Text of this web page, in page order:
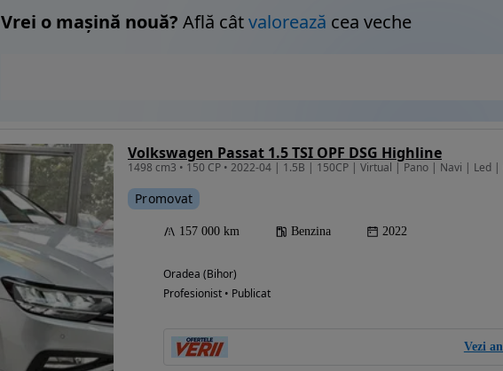
Vrei o mașină nouă? Află câtvalorează cea veche
Volkswagen Passat 1.5 TSI OPF DSG Highline
1498 cm3 • 150 CP • 2022-04 | 1.5B | 150CP | Virtual | Pano | Navi | Led
Promovat
157 000 km Benzina 2022
Oradea (Bihor)
Profesionist • Publicat
Vezi